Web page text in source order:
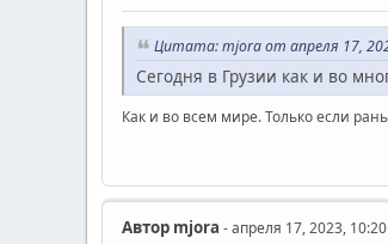
Цитата: mjora от апреля 17,
Сегодня в Грузии как и во
Как и во всем мире. Только если
Автор mjora - апреля 17, 2023, 10:20